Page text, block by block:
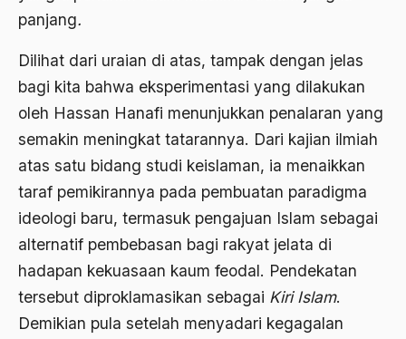
panjang.
Dilihat dari uraian di atas, tampak dengan jelas
bagi kita bahwa eksperimentasi yang dilakukan
oleh Hassan Hanafi menunjukkan penalaran yang
semakin meningkat tatarannya. Dari kajian ilmiah
atas satu bidang studi keislaman, ia menaikkan
taraf pemikirannya pada pembuatan paradigma
ideologi baru, termasuk pengajuan Islam sebagai
alternatif pembebasan bagi rakyat jelata di
hadapan kekuasaan kaum feodal. Pendekatan
tersebut diproklamasikan sebagai Kiri Islam.
Demikian pula setelah menyadari kegagalan
Bangsa dan Negara
Bangsa Indonesia
Bangsa Jawa
Bangsa Sunda
Bangsa Tenggang Rasa
Bangsawan
Bani Sadr
Banjar
bank
Bank Central Amerika